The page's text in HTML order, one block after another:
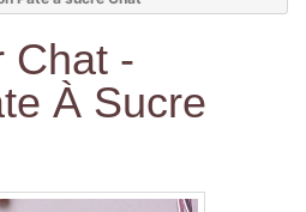
Chat -
À Sucre